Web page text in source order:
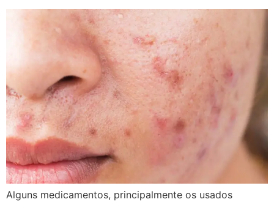
Alguns medicamentos, principalmente os usados